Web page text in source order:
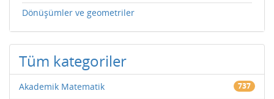
Dönüşümler ve geometriler
Tüm kategoriler
Akademik Matematik 737